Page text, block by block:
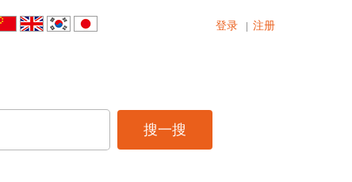
登录 | 注册